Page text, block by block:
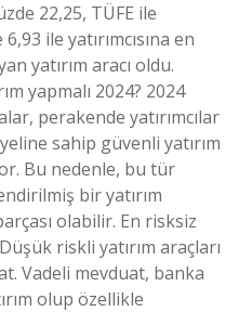
22,25, TÜFE ile
ile yatırımcısına en
yatırım aracı oldu.
yapmalı 2024? 2024
perakende yatırımcılar
sahip güvenli yatırım
Bu nedenle, bu tür
bir yatırım
olabilir. En risksiz
riskli yatırım araçları
Vadeli mevduat, banka
olup özellikle